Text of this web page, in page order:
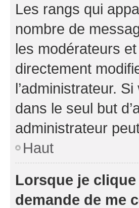
Les rangs qui
nombre de
les modérateurs
directement
l’administrateur.
dans le seul but
administrateur
Haut
Lorsque je
demande de me